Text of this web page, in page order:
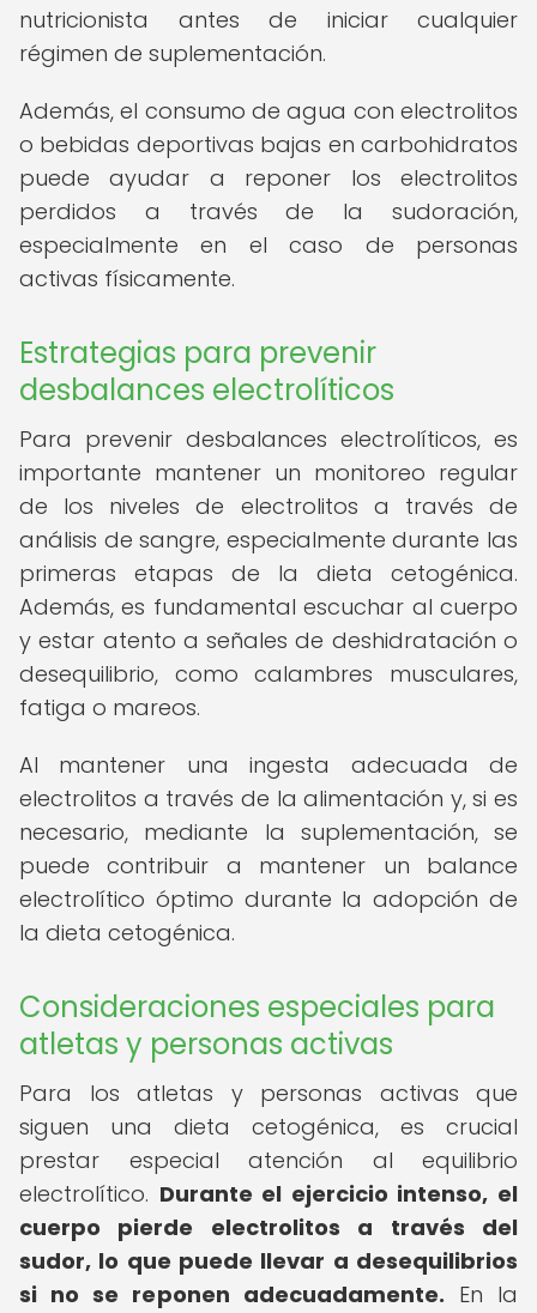
nutricionista antes de iniciar cualquier
régimen de suplementación.
Además, el consumo de agua con electrolitos
o bebidas deportivas bajas en carbohidratos
puede ayudar a reponer los electrolitos
perdidos a través de la sudoración,
especialmente en el caso de personas
activas físicamente.
Estrategias para prevenir
desbalances electrolíticos
Para prevenir desbalances electrolíticos, es
importante mantener un monitoreo regular
de los niveles de electrolitos a través de
análisis de sangre, especialmente durante las
primeras etapas de la dieta cetogénica.
Además, es fundamental escuchar al cuerpo
y estar atento a señales de deshidratación o
desequilibrio, como calambres musculares,
fatiga o mareos.
Al mantener una ingesta adecuada de
electrolitos a través de la alimentación y, si es
necesario, mediante la suplementación, se
puede contribuir a mantener un balance
electrolítico óptimo durante la adopción de
la dieta cetogénica.
Consideraciones especiales para
atletas y personas activas
Para los atletas y personas activas que
siguen una dieta cetogénica, es crucial
prestar especial atención al equilibrio
electrolítico. Durante el ejercicio intenso, el
cuerpo pierde electrolitos a través del
sudor, lo que puede llevar a desequilibrios
si no se reponen adecuadamente. En la